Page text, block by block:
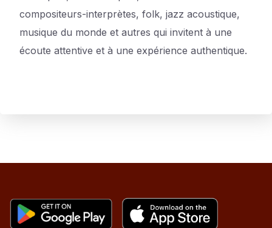
compositeurs-interprètes, folk, jazz acoustique,
musique du monde et autres qui invitent à une
écoute attentive et à une expérience authentique.